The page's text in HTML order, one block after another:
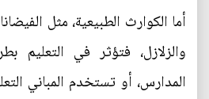
أما الكوارث الطبيعية، مثل
والزلازل، فتؤثر في التعليم
المدارس، أو تستخدم المباني